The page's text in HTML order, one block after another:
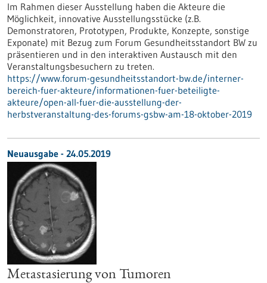
Im Rahmen dieser Ausstellung haben die Akteure die
Möglichkeit, innovative Ausstellungsstücke (z.B.
Demonstratoren, Prototypen, Produkte, Konzepte, sonstige
Exponate) mit Bezug zum Forum Gesundheitsstandort BW zu
präsentieren und in den interaktiven Austausch mit den
Veranstaltungsbesuchern zu treten.
https://www.forum-gesundheitsstandort-bw.de/interner-
bereich-fuer-akteure/informationen-fuer-beteiligte-
akteure/open-all-fuer-die-ausstellung-der-
herbstveranstaltung-des-forums-gsbw-am-18-oktober-2019
Neuausgabe - 24.05.2019
Metastasierung von Tumoren